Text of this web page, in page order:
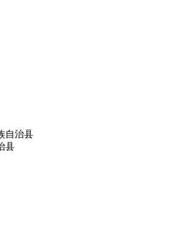
自治县
县